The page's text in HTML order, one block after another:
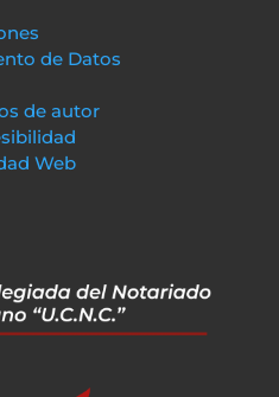
de Datos
de autor
Web